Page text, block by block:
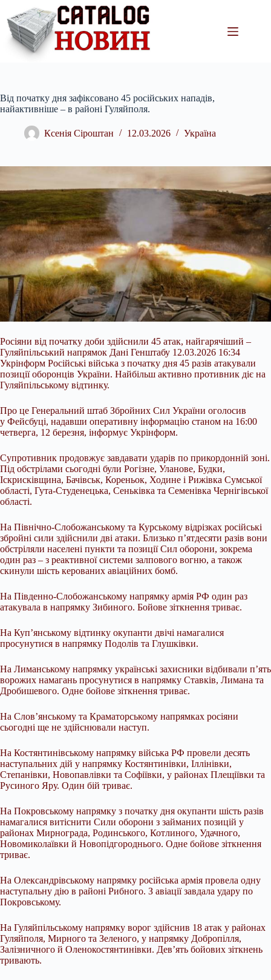
вмісту
Від початку дня зафіксовано 45 російських нападів,
найактивніше – в районі Гуляйполя.
Ксенія Сіроштан 12.03.2026 Україна
Росіяни від початку доби здійснили 45 атак, найгарячіший –
Гуляйпільський напрямок Дані Генштабу 12.03.2026 16:34
Укрінформ Російські війська з початку дня 45 разів атакували
позиції оборонців України. Найбільш активно противник діє на
Гуляйпільському відтинку.
Про це Генеральний штаб Збройних Сил України оголосив
у Фейсбуці, надавши оперативну інформацію станом на 16:00
четверга, 12 березня, інформує Укрінформ.
Супротивник продовжує завдавати ударів по прикордонній зоні.
Під обстрілами сьогодні були Рогізне, Уланове, Будки,
Іскрисківщина, Бачівськ, Кореньок, Ходине і Рижівка Сумської
області, Гута-Студенецька, Сеньківка та Семенівка Чернігівської
області.
На Північно-Слобожанському та Курському відрізках російські
збройні сили здійснили дві атаки. Близько п’ятдесяти разів вони
обстріляли населені пункти та позиції Сил оборони, зокрема
один раз – з реактивної системи залпового вогню, а також
скинули шість керованих авіаційних бомб.
На Південно-Слобожанському напрямку армія РФ один раз
атакувала в напрямку Зибиного. Бойове зіткнення триває.
На Куп’янському відтинку окупанти двічі намагалися
просунутися в напрямку Подолів та Глушківки.
На Лиманському напрямку українські захисники відбивали п’ять
ворожих намагань просунутися в напрямку Ставків, Лимана та
Дробишевого. Одне бойове зіткнення триває.
На Слов’янському та Краматорському напрямках росіяни
сьогодні ще не здійснювали наступ.
На Костянтинівському напрямку війська РФ провели десять
наступальних дій у напрямку Костянтинівки, Іллінівки,
Степанівки, Новопавлівки та Софіївки, у районах Плещіївки та
Русиного Яру. Один бій триває.
На Покровському напрямку з початку дня окупанти шість разів
намагалися витіснити Сили оборони з займаних позицій у
районах Мирнограда, Родинського, Котлиного, Удачного,
Новомиколаївки й Новопідгороднього. Одне бойове зіткнення
триває.
На Олександрівському напрямку російська армія провела одну
наступальну дію в районі Рибного. З авіації завдала удару по
Покровському.
На Гуляйпільському напрямку ворог здійснив 18 атак у районах
Гуляйполя, Мирного та Зеленого, у напрямку Добропілля,
Залізничного й Оленокостянтинівки. Дев’ять бойових зіткнень
тривають.